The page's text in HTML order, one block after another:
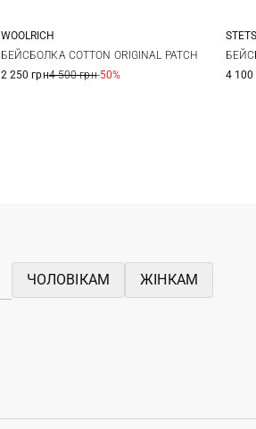
One size
WOOLRICH
БЕЙСБОЛКА COTTON ORIGINAL PATCH
2 250 грн4 500 грн-50%
M
4 100
ЧОЛОВІКАМ ЖІНКАМ